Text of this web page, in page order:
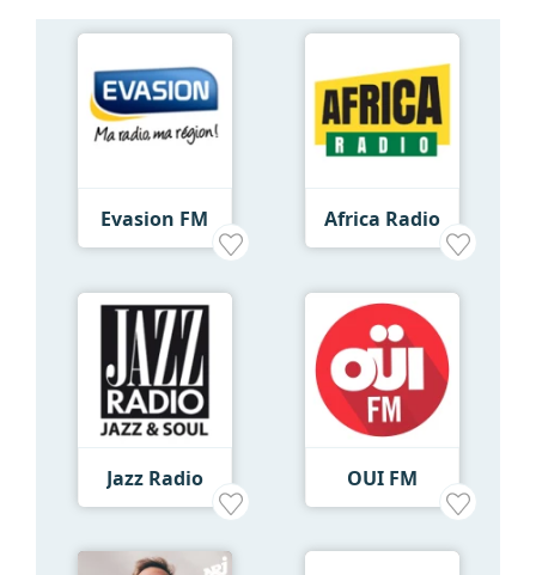
Evasion FM Africa Radio
Jazz Radio OUI FM